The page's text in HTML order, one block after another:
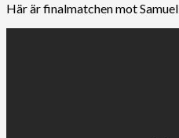
Här är finalmatchen mot